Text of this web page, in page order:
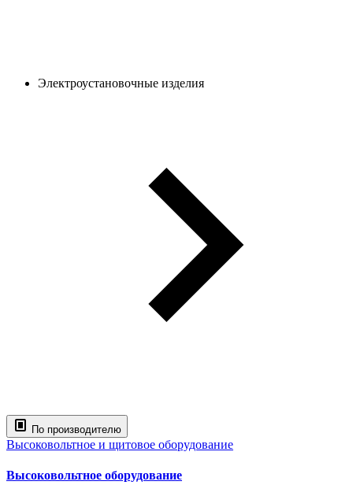
Электроустановочные изделия
По производителю
Высоковольтное и щитовое оборудование
Высоковольтное оборудование